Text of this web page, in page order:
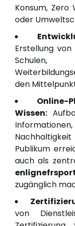
Konsum, Zero
oder
Erstellung
den
Wissen:
Publikum
auch als
zugänglich
von